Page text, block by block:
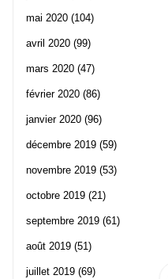
mai 2020 (104)
avril 2020 (99)
mars 2020 (47)
février 2020 (86)
janvier 2020 (96)
décembre 2019 (59)
novembre 2019 (53)
octobre 2019 (21)
septembre 2019 (61)
août 2019 (51)
juillet 2019 (69)